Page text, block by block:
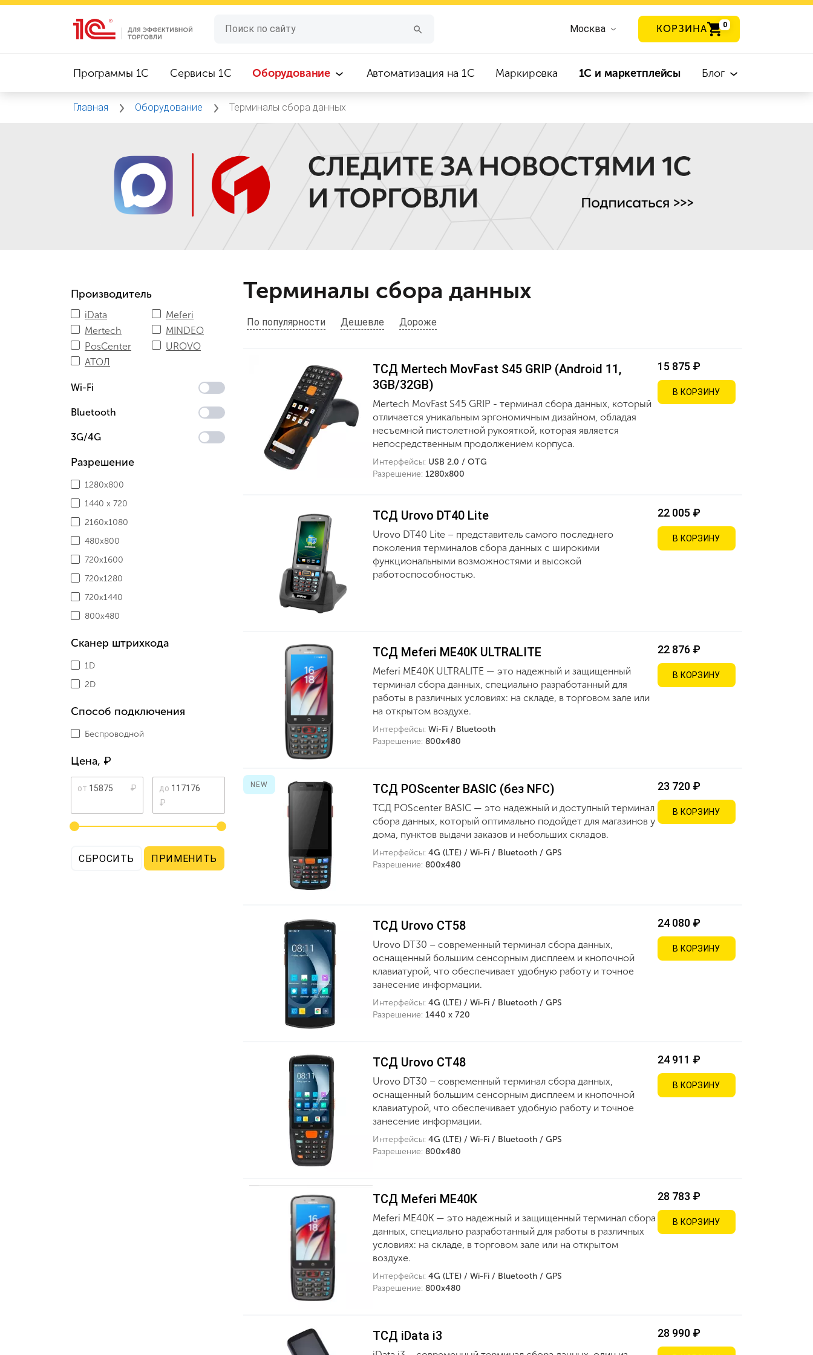
Москва КОРЗИНА 0
Программы 1C Сервисы 1C Оборудование Автоматизация на 1С Маркировка 1С и маркетплейсы Блог
Главная Оборудование Терминалы сбора данных
Терминалы сбора данных
Производитель
iData
Meferi
Mertech
MINDEO
PosCenter
UROVO
АТОЛ
Wi-Fi
Bluetooth
3G/4G
Разрешение
1280x800
1440 x 720
2160х1080
480x800
720x1600
720х1280
720х1440
800х480
Сканер штрихкода
1D
2D
Способ подключения
Беспроводной
Цена, ₽
По популярности Дешевле Дороже
ТСД Mertech MovFast S45 GRIP (Android 11,
3GB/32GB)
Mertech MovFast S45 GRIP - терминал сбора данных, который
отличается уникальным эргономичным дизайном, обладая
несъемной пистолетной рукояткой, которая является
непосредственным продолжением корпуса.
Интерфейсы: USB 2.0 / OTG
Разрешение: 1280x800
15 875 ₽
В КОРЗИНУ
ТСД Urovo DT40 Lite
Urovo DT40 Lite – представитель самого последнего
поколения терминалов сбора данных с широкими
функциональными возможностями и высокой
работоспособностью.
22 005 ₽
В КОРЗИНУ
ТСД Meferi ME40K ULTRALITE
Meferi ME40K ULTRALITE — это надежный и защищенный
терминал сбора данных, специально разработанный для
работы в различных условиях: на складе, в торговом зале или
на открытом воздухе.
Интерфейсы: Wi-Fi / Bluetooth
Разрешение: 800х480
22 876 ₽
В КОРЗИНУ
NEW ТСД POScenter BASIC (без NFC)
ТСД POScenter BASIC — это надежный и доступный терминал
сбора данных, который оптимально подойдет для магазинов у
дома, пунктов выдачи заказов и небольших складов.
Интерфейсы: 4G (LTE) / Wi-Fi / Bluetooth / GPS
Разрешение: 800х480
23 720 ₽
В КОРЗИНУ
ТСД Urovo CT58
Urovo DT30 – современный терминал сбора данных,
оснащенный большим сенсорным дисплеем и кнопочной
клавиатурой, что обеспечивает удобную работу и точное
занесение информации.
Интерфейсы: 4G (LTE) / Wi-Fi / Bluetooth / GPS
Разрешение: 1440 x 720
24 080 ₽
В КОРЗИНУ
ТСД Urovo CT48
Urovo DT30 – современный терминал сбора данных,
оснащенный большим сенсорным дисплеем и кнопочной
клавиатурой, что обеспечивает удобную работу и точное
занесение информации.
Интерфейсы: 4G (LTE) / Wi-Fi / Bluetooth / GPS
Разрешение: 800х480
24 911 ₽
В КОРЗИНУ
ТСД Meferi ME40K
Meferi ME40K — это надежный и защищенный терминал сбора
данных, специально разработанный для работы в различных
условиях: на складе, в торговом зале или на открытом
воздухе.
Интерфейсы: 4G (LTE) / Wi-Fi / Bluetooth / GPS
Разрешение: 800х480
28 783 ₽
В КОРЗИНУ
ТСД iData i3 28 990 ₽